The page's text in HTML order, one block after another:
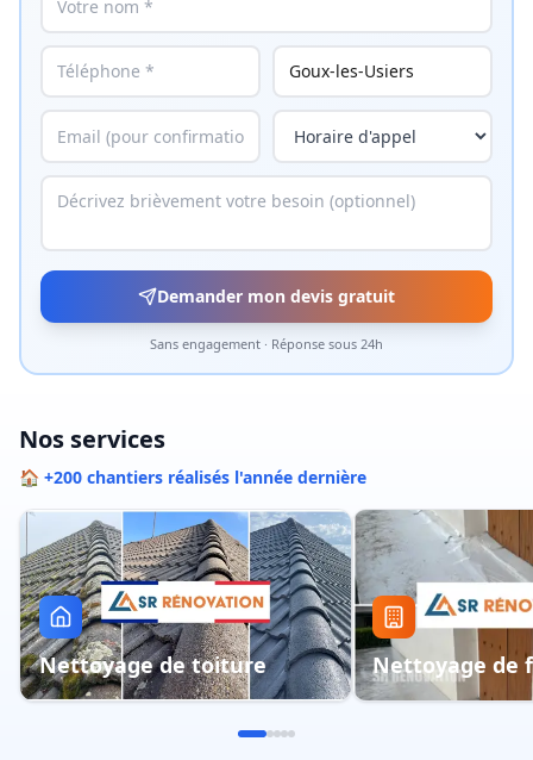
Demander mon devis gratuit
Sans engagement · Réponse sous 24h
Nos services
🏠 +200 chantiers réalisés l'année dernière
Nettoyage de toiture Nettoyage de